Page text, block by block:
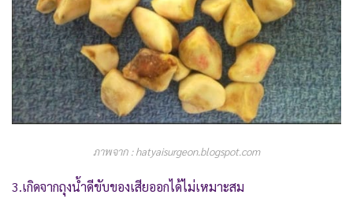
ภาพจาก : hatyaisurgeon.blogspot.com
3.เกิดจากถุงน้ำดีขับของเสียออกได้ไม่เหมาะสม